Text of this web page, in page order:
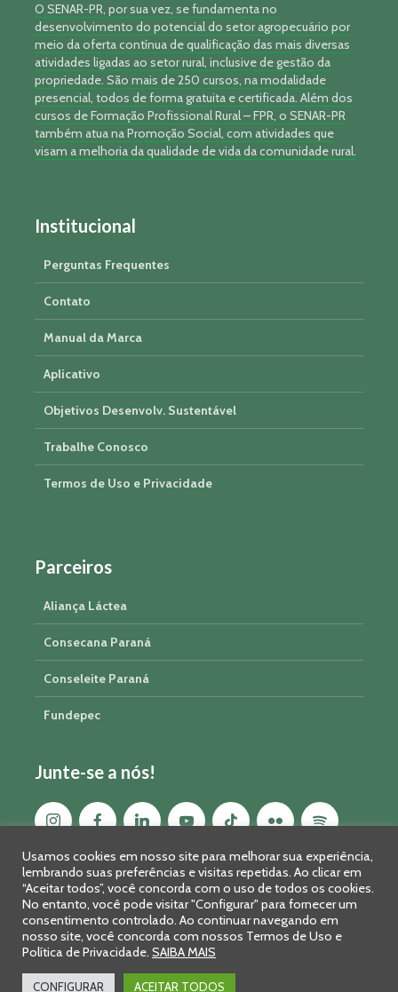
O SENAR-PR, por sua vez, se fundamenta no
desenvolvimento do potencial do setor agropecuário por
meio da oferta contínua de qualificação das mais diversas
atividades ligadas ao setor rural, inclusive de gestão da
propriedade. São mais de 250 cursos, na modalidade
presencial, todos de forma gratuita e certificada. Além dos
cursos de Formação Profissional Rural – FPR, o SENAR-PR
também atua na Promoção Social, com atividades que
visam a melhoria da qualidade de vida da comunidade rural.
Institucional
Perguntas Frequentes
Contato
Manual da Marca
Aplicativo
Objetivos Desenvolv. Sustentável
Trabalhe Conosco
Termos de Uso e Privacidade
Parceiros
Aliança Láctea
Consecana Paraná
Conseleite Paraná
Fundepec
Junte-se a nós!
Sistema FAEP/SENAR-PR © 2026 · R. Marechal Deodoro, 450, 14º
0401 - Fax: 41 3323-2124
Usamos cookies em nosso site para melhorar sua experiência,
lembrando suas preferências e visitas repetidas. Ao clicar em
“Aceitar todos”, você concorda com o uso de todos os cookies.
No entanto, você pode visitar "Configurar" para fornecer um
consentimento controlado. Ao continuar navegando em
nosso site, você concorda com nossos Termos de Uso e
Política de Privacidade. SAIBA MAIS
CONFIGURAR ACEITAR TODOS